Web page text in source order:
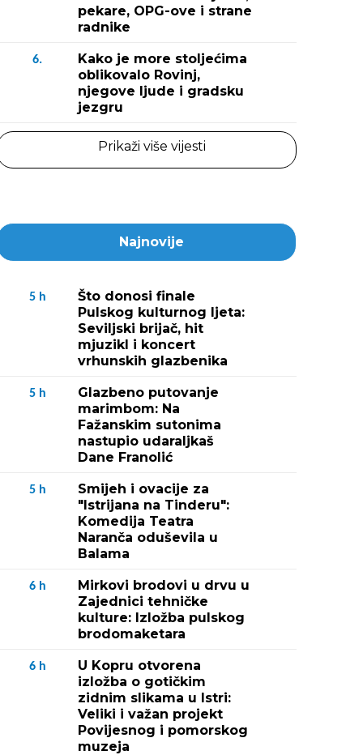
(Snimio Zoran
pekare, OPG-ove i strane
radnike
6.
Kako je more stoljećima
oblikovalo Rovinj,
njegove ljude i gradsku
jezgru
Prikaži više vijesti
Najnovije
5 h
Što donosi finale
Pulskog kulturnog ljeta:
Seviljski brijač, hit
mjuzikl i koncert
vrhunskih glazbenika
5 h
Glazbeno putovanje
marimbom: Na
Fažanskim sutonima
nastupio udaraljkaš
Dane Franolić
5 h
Smijeh i ovacije za
"Istrijana na Tinderu":
Komedija Teatra
Naranča oduševila u
Balama
6 h
Mirkovi brodovi u drvu u
Zajednici tehničke
kulture: Izložba pulskog
brodomaketara
6 h
U Kopru otvorena
izložba o gotičkim
zidnim slikama u Istri:
Veliki i važan projekt
Povijesnog i pomorskog
muzeja